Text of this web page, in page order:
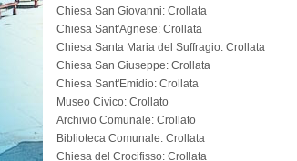
Chiesa San Giovanni: Crollata
Chiesa Sant'Agnese: Crollata
Chiesa Santa Maria del Suffragio: Crollata
Chiesa San Giuseppe: Crollata
Chiesa Sant'Emidio: Crollata
Museo Civico: Crollato
Archivio Comunale: Crollato
Biblioteca Comunale: Crollata
Chiesa del Crocifisso: Crollata